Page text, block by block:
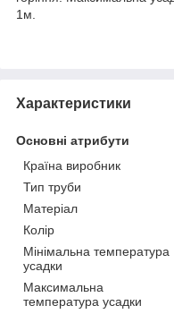
1м.
Характеристики
Основні атрибути
Країна виробник
Тип труби
Матеріал
Колір
Мінімальна температура
усадки
Максимальна
температура усадки